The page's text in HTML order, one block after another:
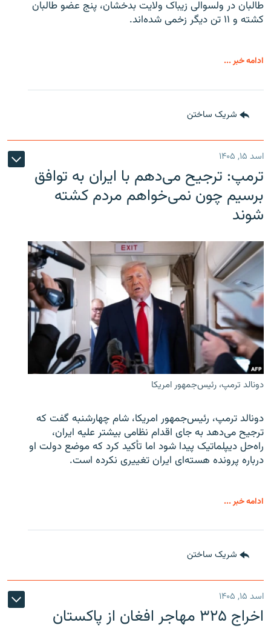
طالبان در ولسوالی زیباک ولایت بدخشان، پنج عضو طالبان
کشته و ۱۱ تن دیگر زخمی شده‌اند.
ادامه خبر ...
شریک ساختن
اسد ۱۵, ۱۴۰۵
ترمپ: ترجیح می‌دهم با ایران به توافق
برسیم چون نمی‌خواهم مردم کشته
شوند
دونالد ترمپ، رئیس‌جمهور امریکا
دونالد ترمپ، رئیس‌جمهور امریکا، شام چهارشنبه گفت که
ترجیح می‌دهد به جای اقدام نظامی بیشتر علیه ایران،
راه‌حل دیپلماتیک پیدا شود اما تأکید کرد که موضع دولت او
درباره پرونده هسته‌ای ایران تغییری نکرده است.
ادامه خبر ...
شریک ساختن
اسد ۱۵, ۱۴۰۵
اخراج ۳۲۵ مهاجر افغان از پاکستان